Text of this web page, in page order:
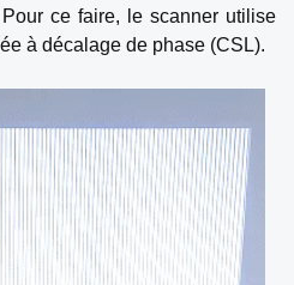
ce faire, le scanner utilise
à décalage de phase (CSL).